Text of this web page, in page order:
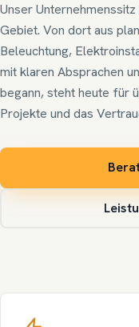
Unser
Gebiet. Von dort aus
Beleuchtung,
mit klaren Absprachen
begann, steht heute für
Projekte und das